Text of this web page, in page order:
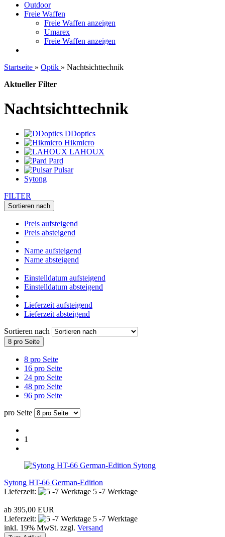
Outdoor
Freie Waffen
Freie Waffen anzeigen
Umarex
Freie Waffen anzeigen
Startseite » Optik » Nachtsichttechnik
Aktueller Filter
Nachtsichttechnik
DDoptics
Hikmicro
LAHOUX
Pard
Pulsar
Sytong
FILTER
Sortieren nach
Preis aufsteigend
Preis absteigend
Name aufsteigend
Name absteigend
Einstelldatum aufsteigend
Einstelldatum absteigend
Lieferzeit aufsteigend
Lieferzeit absteigend
Sortieren nach
8 pro Seite
8 pro Seite
16 pro Seite
24 pro Seite
48 pro Seite
96 pro Seite
pro Seite
1
Sytong
Sytong HT-66 German-Edition
Lieferzeit:
5 -7 Werktage
ab 395,00 EUR
Lieferzeit:
5 -7 Werktage
inkl. 19% MwSt. zzgl. Versand